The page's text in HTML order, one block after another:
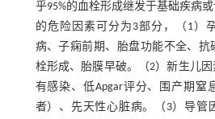
乎95%的血栓形成继发于基础疾病
的危险因素可分为3部分，（1）
病、子痫前期、胎盘功能不全、抗
栓形成、胎膜早破。（2）新生儿
有感染、低Apgar评分、围产期窒
者）、先天性心脏病。（3）导管